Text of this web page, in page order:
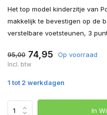
Het top model kinderzitje van
makkelijk te bevestigen op de
verstelbare voetsteunen, 3
95,00 74,95 Op voorraad
Incl. btw
1 tot 2 werkdagen
In